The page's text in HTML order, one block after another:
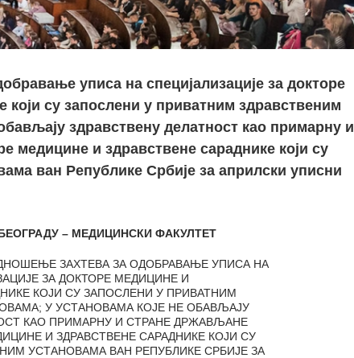
уписа на специјализације за докторе
који су запослени у приватним здравственим
здравствену делатност као примарну и
медицине и здравствене сараднике који су
ван Републике Србије за априлски уписни
– МЕДИЦИНСКИ ФАКУЛТЕТ
ЗАХТЕВА ЗА ОДОБРАВАЊЕ УПИСА НА
ЗА ДОКТОРЕ МЕДИЦИНЕ И
КОЈИ СУ ЗАПОСЛЕНИ У ПРИВАТНИМ
У УСТАНОВАМА КОЈЕ НЕ ОБАВЉАЈУ
КАО ПРИМАРНУ И СТРАНЕ ДРЖАВЉАНЕ
И ЗДРАВСТВЕНЕ САРАДНИКЕ КОЈИ СУ
УСТАНОВАМА ВАН РЕПУБЛИКЕ СРБИЈЕ ЗА